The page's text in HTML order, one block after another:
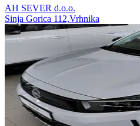
AH SEVER d.o.o.
Sinja Gorica 112,Vrhnika